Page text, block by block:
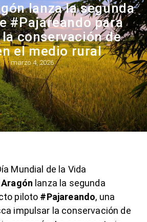
lanza la segunda
#Pajareando para
conservación de
el medio rural
marzo 4, 2026
Mundial de la Vida
lanza la segunda
piloto #Pajareando, una
impulsar la conservación de